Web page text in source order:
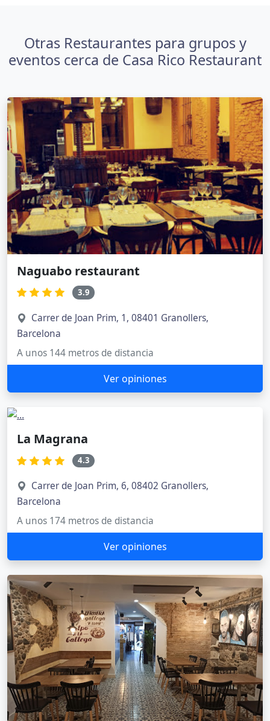
Otras Restaurantes para grupos y
eventos cerca de Casa Rico Restaurant
Naguabo restaurant
3.9
Carrer de Joan Prim, 1, 08401 Granollers,
Barcelona
A unos 144 metros de distancia
Ver opiniones
La Magrana
4.3
Carrer de Joan Prim, 6, 08402 Granollers,
Barcelona
A unos 174 metros de distancia
Ver opiniones